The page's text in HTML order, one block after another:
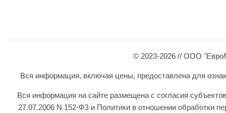
© 2023-2026 // ООО
Вся информация, включая цены, предоставлена для
Вся информация на сайте размещена с согласия
27.07.2006 N 152-ФЗ и Политики в отношении обработки